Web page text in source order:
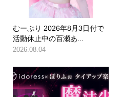
むーぷり 2026年8月3日付で
活動休止中の百瀬あ...
2026.08.04